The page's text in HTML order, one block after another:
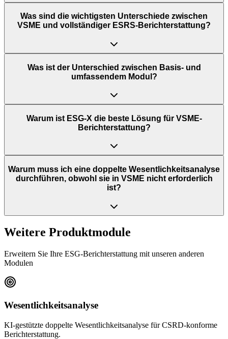
Was sind die wichtigsten Unterschiede zwischen
VSME und vollständiger ESRS-Berichterstattung?
Was ist der Unterschied zwischen Basis- und
umfassendem Modul?
Warum ist ESG-X die beste Lösung für VSME-
Berichterstattung?
Warum muss ich eine doppelte Wesentlichkeitsanalyse
durchführen, obwohl sie in VSME nicht erforderlich
ist?
Weitere Produktmodule
Erweitern Sie Ihre ESG-Berichterstattung mit unseren anderen
Modulen
Wesentlichkeitsanalyse
KI-gestützte doppelte Wesentlichkeitsanalyse für CSRD-konforme
Berichterstattung.